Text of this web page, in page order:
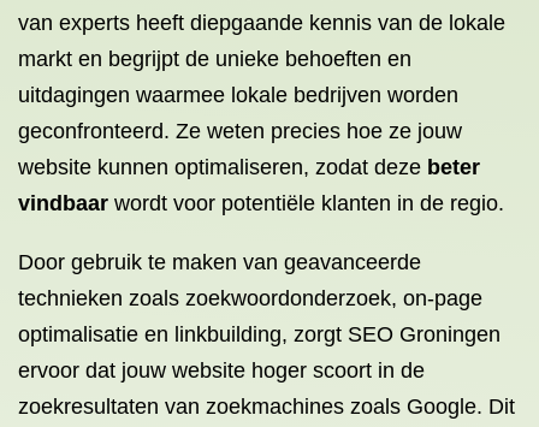
van experts heeft diepgaande kennis van de lokale
markt en begrijpt de unieke behoeften en
uitdagingen waarmee lokale bedrijven worden
geconfronteerd. Ze weten precies hoe ze jouw
website kunnen optimaliseren, zodat deze beter
vindbaar wordt voor potentiële klanten in de regio.
Door gebruik te maken van geavanceerde
technieken zoals zoekwoordonderzoek, on-page
optimalisatie en linkbuilding, zorgt SEO Groningen
ervoor dat jouw website hoger scoort in de
zoekresultaten van zoekmachines zoals Google. Dit